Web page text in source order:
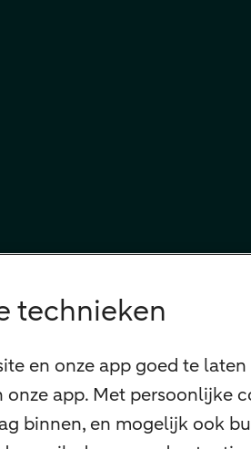
technieken
en onze app goed te
app. Met persoonlijke
binnen, en mogelijk ook